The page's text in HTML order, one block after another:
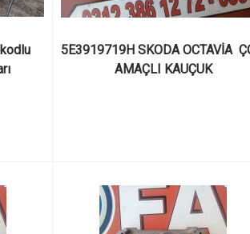
5E3919719H SKODA OCTAVİA
AMAÇLI KAUÇUK